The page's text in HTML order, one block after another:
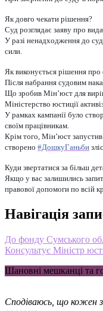
Як довго чекати рішення?
Суд розглядає заяву про
У разі ненадходження до
сили.
Як виконується рішення про
Після набрання судовим
Що зробив Мін’юст для
Міністерство юстиції
У рамках кампанії було
своїм працівникам.
Крім того, Мін’юст
створено #ДошкуГаньби
Куди звертатися за більш
Якщо у вас залишились
правової допомоги по всій
Навігація
До фонду Сумського
Консультує Міністр
Шановні мешканці та
Сподіваюсь, що кожен з